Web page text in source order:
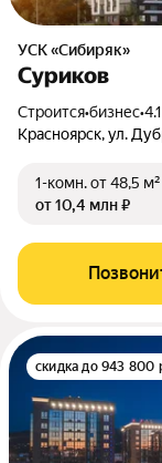
УСК «Сибиряк»
Суриков
Строится•бизнес•
Красноярск, ул.
1-комн.от 48,5 м²
от 10,4 млн ₽
скидка до 943 800